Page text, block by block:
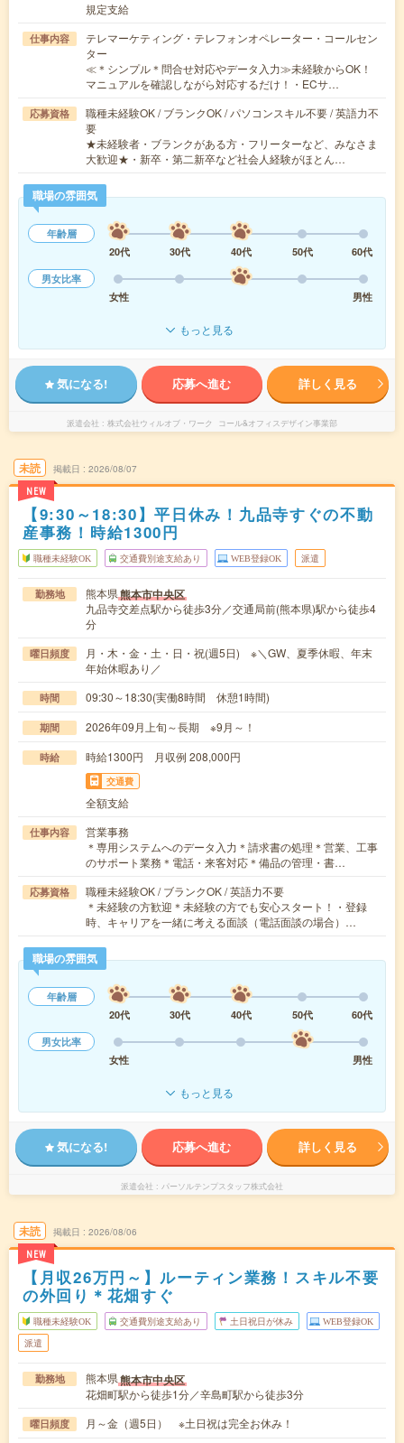
規定支給
仕事内容
テレマーケティング・テレフォンオペレーター・コールセン
ター
≪＊シンプル＊問合せ対応やデータ入力≫未経験からOK！
マニュアルを確認しながら対応するだけ！・ECサ…
応募資格
職種未経験OK / ブランクOK / パソコンスキル不要 / 英語力不
要
★未経験者・ブランクがある方・フリーターなど、みなさま
大歓迎★・新卒・第二新卒など社会人経験がほとん…
職場の雰囲気
年齢層
20代
30代 40代 50代
60代
男女比率
女性
男性
もっと見る
気になる! 応募へ進む 詳しく見る
派遣会社 株式会社ウィルオブ・ワーク コール&オフィスデザイン事業部
未読
NEW
掲載日 2026/08/07
【9:30～18:30】平日休み！九品寺すぐの不動
産事務！時給1300円
職種未経験OK 交通費別途支給あり WEB登録OK 派遣
勤務地 熊本県熊本市中央区
九品寺交差点駅から徒歩3分／交通局前(熊本県)駅から徒歩4
分
曜日頻度
月・木・金・土・日・祝(週5日) ※＼GW、夏季休暇、年末
年始休暇あり／
時間 09:30～18:30(実働8時間 休憩1時間)
期間 2026年09月上旬～長期 ※9月～！
時給 時給1300円 月収例 208,000円
交通費
全額支給
仕事内容
営業事務
＊専用システムへのデータ入力＊請求書の処理＊営業、工事
のサポート業務＊電話・来客対応＊備品の管理・書…
応募資格
職種未経験OK / ブランクOK / 英語力不要
＊未経験の方歓迎＊未経験の方でも安心スタート！・登録
時、キャリアを一緒に考える面談（電話面談の場合）…
職場の雰囲気
年齢層
20代
30代 40代 50代
60代
男女比率
女性
男性
もっと見る
気になる! 応募へ進む 詳しく見る
派遣会社 パーソルテンプスタッフ株式会社
未読
NEW
掲載日 2026/08/06
【月収26万円～】ルーティン業務！スキル不要
の外回り＊花畑すぐ
職種未経験OK 交通費別途支給あり 土日祝日が休み WEB登録OK
派遣
勤務地 熊本県熊本市中央区
花畑町駅から徒歩1分／辛島町駅から徒歩3分
曜日頻度 月～金（週5日） ※土日祝は完全お休み！